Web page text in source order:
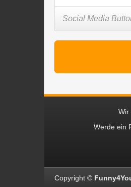
Social Media
Wir
Werde ein
Copyright ©